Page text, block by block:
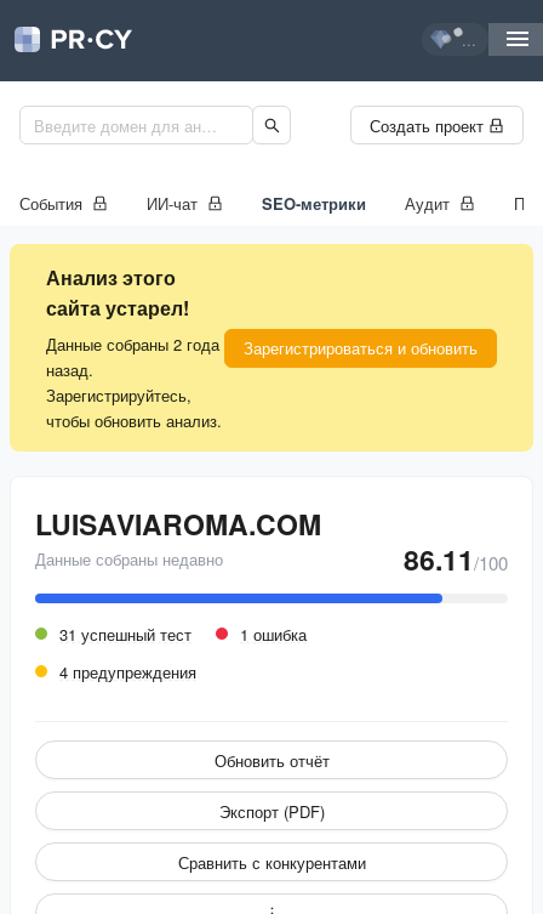
...
Создать проект
События ИИ-чат SEO-метрики Аудит
Анализ этого
сайта устарел!
Данные собраны 2 года
назад.
Зарегистрируйтесь,
чтобы обновить анализ.
Зарегистрироваться и обновить
LUISAVIAROMA.COM
Данные собраны недавно 86.11/100
31 успешный тест
1 ошибка
4 предупреждения
Обновить отчёт
Экспорт (PDF)
Сравнить с конкурентами